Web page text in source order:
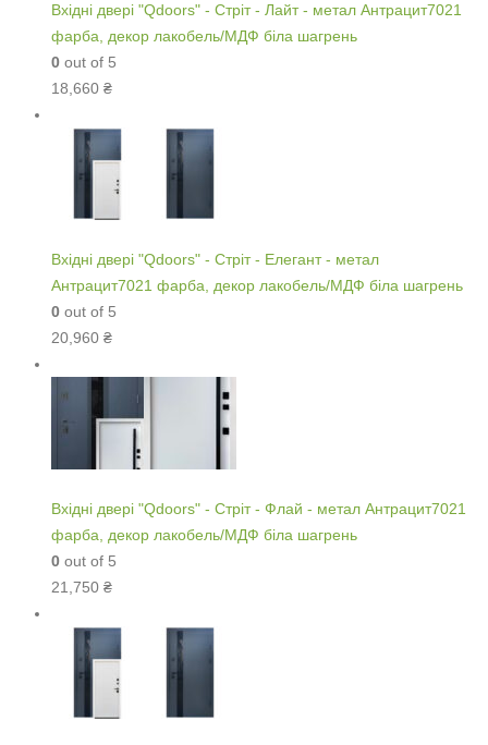
Вхідні двері "Qdoors" - Стріт - Лайт - метал Антрацит7021
фарба, декор лакобель/МДФ біла шагрень
0 out of 5
18,660 ₴
Вхідні двері "Qdoors" - Стріт - Елегант - метал
Антрацит7021 фарба, декор лакобель/МДФ біла шагрень
0 out of 5
20,960 ₴
Вхідні двері "Qdoors" - Стріт - Флай - метал Антрацит7021
фарба, декор лакобель/МДФ біла шагрень
0 out of 5
21,750 ₴